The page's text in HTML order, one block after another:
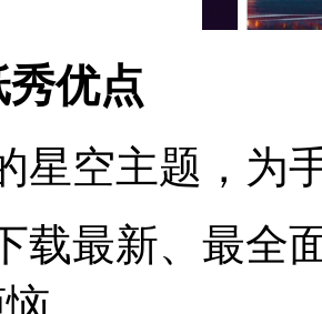
优点
星空主题，为
载最新、最全
。